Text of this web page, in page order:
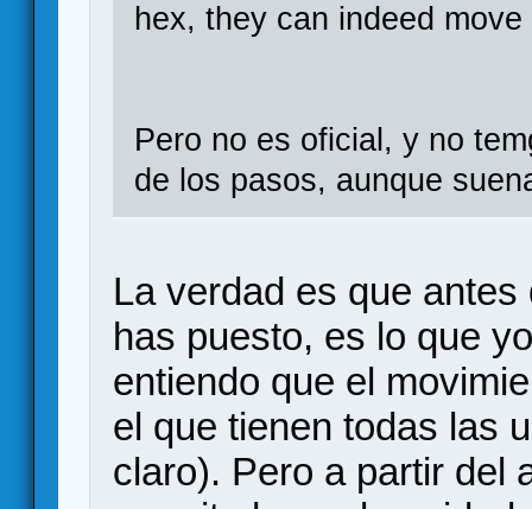
hex, they can indeed
Pero no es oficial, y no
de los pasos, aunque
La verdad es que
has puesto, es lo que
entiendo que el
el que tienen todas las
claro). Pero a partir del